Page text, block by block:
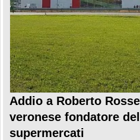
Addio a Roberto
veronese fondatore
supermercati